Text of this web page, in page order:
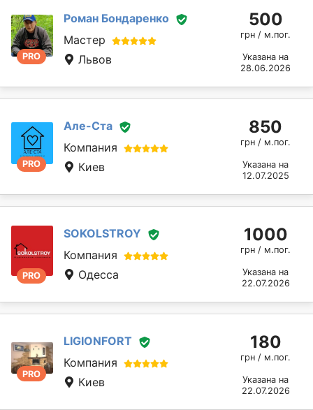
PRO
Роман Бондаренко
Мастер
Львов
500
грн / м.пог.
Указана на
28.06.2026
PRO
Але-Ста
Компания
Киев
850
грн / м.пог.
Указана на
12.07.2025
PRO
SOKOLSTROY
Компания
Одесса
1000
грн / м.пог.
Указана на
22.07.2026
PRO
LIGIONFORT
Компания
Киев
180
грн / м.пог.
Указана на
22.07.2026